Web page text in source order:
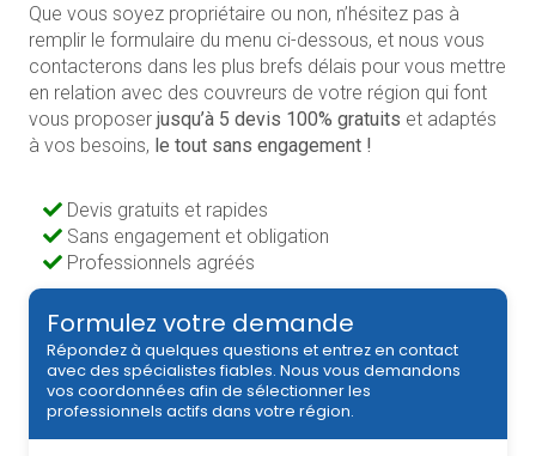
Que vous soyez propriétaire ou non, n’hésitez pas à
remplir le formulaire du menu ci-dessous, et nous vous
contacterons dans les plus brefs délais pour vous mettre
en relation avec des couvreurs de votre région qui font
vous proposer jusqu’à 5 devis 100% gratuits et adaptés
à vos besoins, le tout sans engagement !
Devis gratuits et rapides
Sans engagement et obligation
Professionnels agréés
Formulez votre demande
Répondez à quelques questions et entrez en contact
avec des spécialistes fiables. Nous vous demandons
vos coordonnées afin de sélectionner les
professionnels actifs dans votre région.